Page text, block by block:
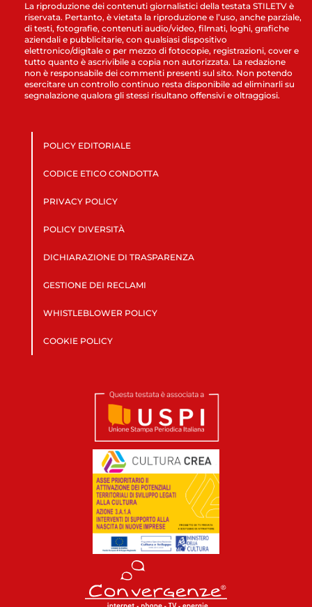
La riproduzione dei contenuti giornalistici della testata STILETV è
riservata. Pertanto, è vietata la riproduzione e l’uso, anche parziale,
di testi, fotografie, contenuti audio/video, filmati, loghi, grafiche
aziendali e pubblicitarie, con qualsiasi dispositivo
elettronico/digitale o per mezzo di fotocopie, registrazioni, cover e
tutto quanto è ascrivibile a copia non autorizzata. La redazione
non è responsabile dei commenti presenti sul sito. Non potendo
esercitare un controllo continuo resta disponibile ad eliminarli su
segnalazione qualora gli stessi risultano offensivi e oltraggiosi.
POLICY EDITORIALE
CODICE ETICO CONDOTTA
PRIVACY POLICY
POLICY DIVERSITÀ
DICHIARAZIONE DI TRASPARENZA
GESTIONE DEI RECLAMI
WHISTLEBLOWER POLICY
COOKIE POLICY